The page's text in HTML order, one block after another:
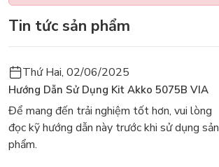
Tin tức sản phẩm
Thứ Hai, 02/06/2025
Hướng Dẫn Sử Dụng Kit Akko 5075B VIA
Để mang đến trải nghiệm tốt hơn, vui lòng
đọc kỹ hướng dẫn này trước khi sử dụng sản
phẩm.